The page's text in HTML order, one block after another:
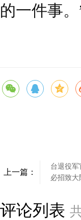
的一件事
上一篇：
台退役军
必招致大
评论列表